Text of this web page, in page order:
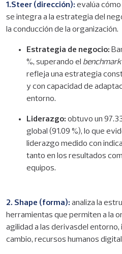
1.Steer (dirección): evalúa
se integra a la estrategia del
la conducción de la organización.
Estrategia de negocio:
%, superando el benchmark
refleja una estrategia
y con capacidad de
entorno.
Liderazgo: obtuvo un
global (91.09 %), lo que
liderazgo medido con
tanto en los resultados
equipos.
2. Shape (forma): analiza la
herramientas que permiten a la
agilidad a las derivasdel
cambio, recursos humanos